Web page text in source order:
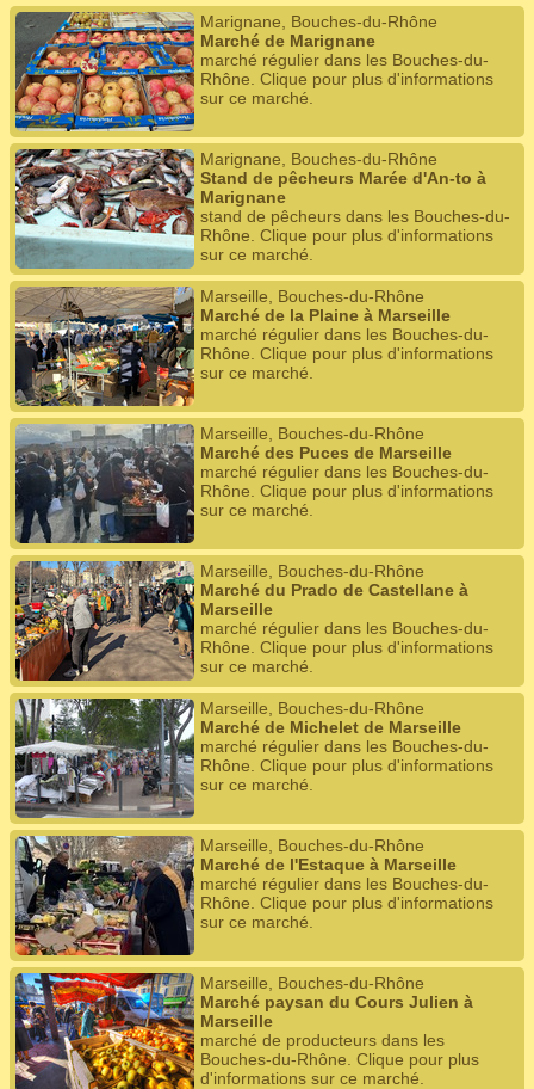
Marignane, Bouches-du-Rhône
Marché de Marignane
marché régulier dans les Bouches-du-
Rhône. Clique pour plus d'informations
sur ce marché.
Marignane, Bouches-du-Rhône
Stand de pêcheurs Marée d'An-to à
Marignane
stand de pêcheurs dans les Bouches-du-
Rhône. Clique pour plus d'informations
sur ce marché.
Marseille, Bouches-du-Rhône
Marché de la Plaine à Marseille
marché régulier dans les Bouches-du-
Rhône. Clique pour plus d'informations
sur ce marché.
Marseille, Bouches-du-Rhône
Marché des Puces de Marseille
marché régulier dans les Bouches-du-
Rhône. Clique pour plus d'informations
sur ce marché.
Marseille, Bouches-du-Rhône
Marché du Prado de Castellane à
Marseille
marché régulier dans les Bouches-du-
Rhône. Clique pour plus d'informations
sur ce marché.
Marseille, Bouches-du-Rhône
Marché de Michelet de Marseille
marché régulier dans les Bouches-du-
Rhône. Clique pour plus d'informations
sur ce marché.
Marseille, Bouches-du-Rhône
Marché de l'Estaque à Marseille
marché régulier dans les Bouches-du-
Rhône. Clique pour plus d'informations
sur ce marché.
Marseille, Bouches-du-Rhône
Marché paysan du Cours Julien à
Marseille
marché de producteurs dans les
Bouches-du-Rhône. Clique pour plus
d'informations sur ce marché.